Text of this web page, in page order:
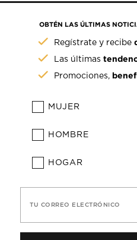
OBTÉN LAS ÚLTIMAS
Regístrate y recibe
Las últimas
Promociones,
MUJER
HOMBRE
HOGAR
TU CORREO ELECTRÓNICO